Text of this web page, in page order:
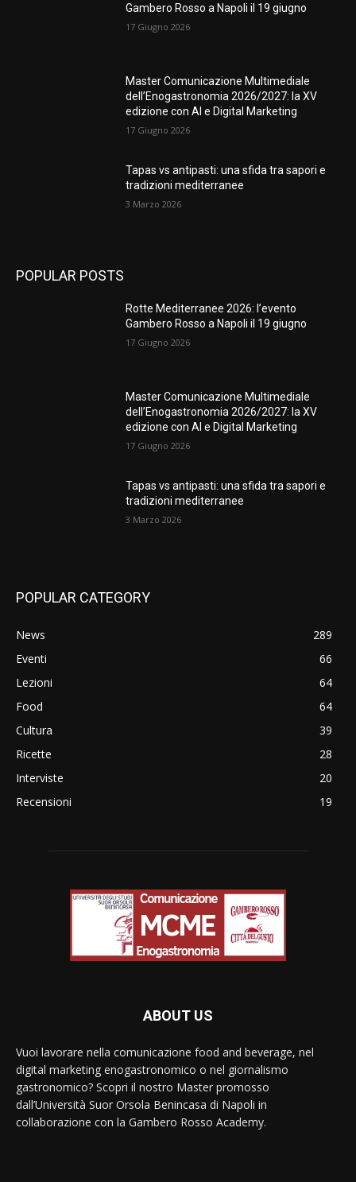
Gambero Rosso a Napoli il 19 giugno
17 Giugno 2026
Master Comunicazione Multimediale
dell’Enogastronomia 2026/2027: la XV
edizione con AI e Digital Marketing
17 Giugno 2026
Tapas vs antipasti: una sfida tra sapori e
tradizioni mediterranee
3 Marzo 2026
POPULAR POSTS
Rotte Mediterranee 2026: l’evento
Gambero Rosso a Napoli il 19 giugno
17 Giugno 2026
Master Comunicazione Multimediale
dell’Enogastronomia 2026/2027: la XV
edizione con AI e Digital Marketing
17 Giugno 2026
Tapas vs antipasti: una sfida tra sapori e
tradizioni mediterranee
3 Marzo 2026
POPULAR CATEGORY
News
289
Eventi
66
Lezioni
64
Food
64
Cultura
39
Ricette
28
Interviste
20
Recensioni
19
ABOUT US
Vuoi lavorare nella comunicazione food and beverage, nel
digital marketing enogastronomico o nel giornalismo
gastronomico? Scopri il nostro Master promosso
dall’Università Suor Orsola Benincasa di Napoli in
collaborazione con la Gambero Rosso Academy.